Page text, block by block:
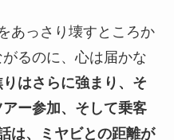
あっさり壊すところか
るのに、心は届かな
はさらに強まり、そ
ー参加、そして乗客
は、ミヤビとの距離が